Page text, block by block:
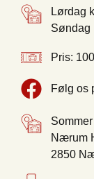
Nærum
2850
Lørdag
Søndag
Pris:
Følg os